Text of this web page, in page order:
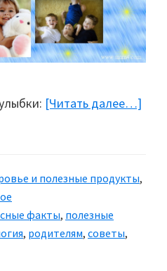
[Читать далее…]
и полезные продукты,
факты, полезные
, родителям, советы,